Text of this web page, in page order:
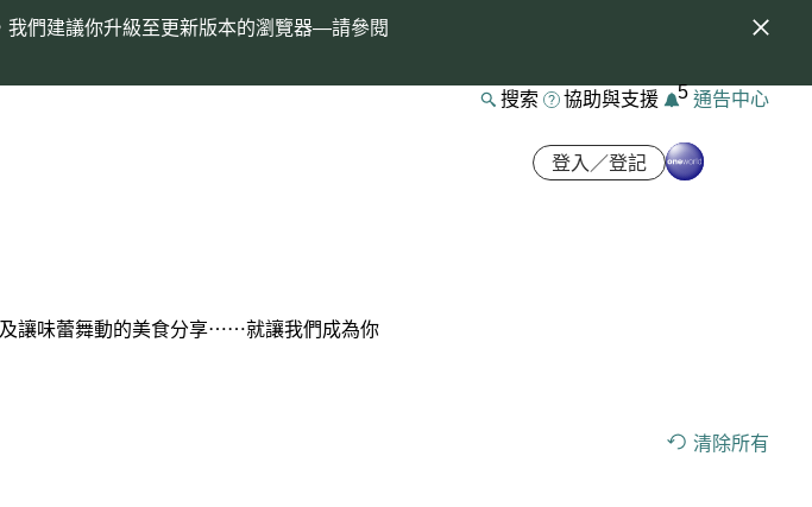
們建議你升級至更新版本的瀏覽器—請參閱
搜索 協助與支援 5 通告中心
登入／登記
讓味蕾舞動的美食分享⋯⋯就讓我們成為你
清除所有